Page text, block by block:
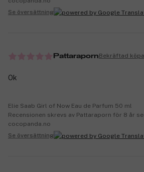
Se översättning
PattarapornBekräftad
Ok
Elie Saab Girl of Now Eau de Parfum 50 ml
Recensionen skrevs av Pattaraporn för 8 år
cocopanda.no
Se översättning